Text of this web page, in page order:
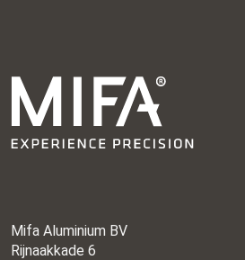
Mifa Aluminium BV
Rijnaakkade 6